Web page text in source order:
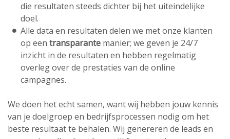
die resultaten steeds dichter bij het uiteindelijke
doel.
Alle data en resultaten delen we met onze klanten
op een transparante manier; we geven je 24/7
inzicht in de resultaten en hebben regelmatig
overleg over de prestaties van de online
campagnes.
We doen het echt samen, want wij hebben jouw kennis
van je doelgroep en bedrijfsprocessen nodig om het
beste resultaat te behalen. Wij genereren de leads en